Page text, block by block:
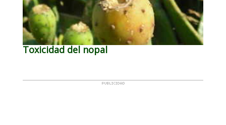
Toxicidad del nopal